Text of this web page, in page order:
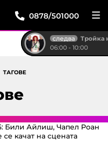
0878/501000
следва
Тройка на
06:00 - 10:00
ТАГОВЕ
Били Айлиш, Чапел Роан
качат на сцената